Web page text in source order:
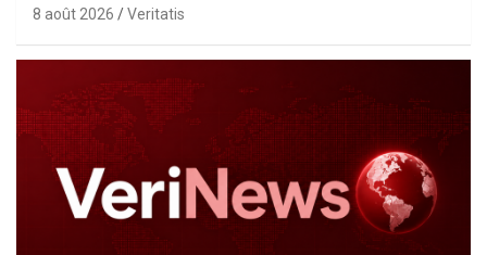
8 août 2026 Veritatis